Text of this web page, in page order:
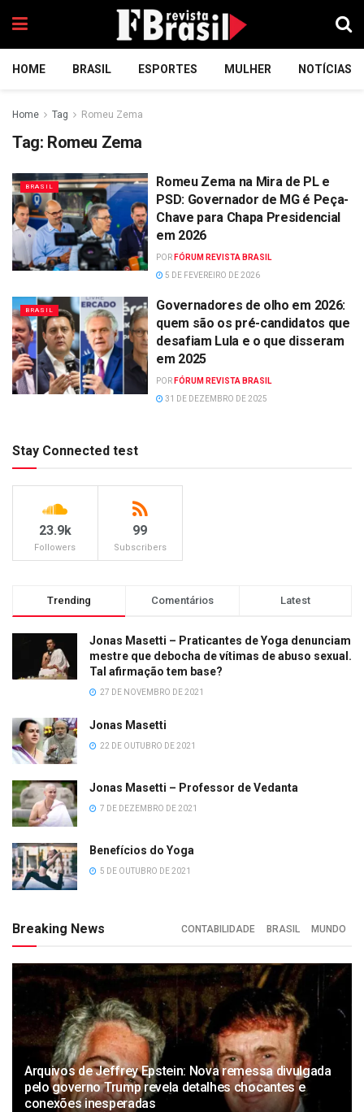
HOME BRASIL ESPORTES MULHER NOTÍCIAS
Home Tag Romeu Zema
Tag: Romeu Zema
BRASIL
Romeu Zema na Mira de PL e
PSD: Governador de MG é Peça-
Chave para Chapa Presidencial
em 2026
POR FÓRUM REVISTA BRASIL
5 DE FEVEREIRO DE 2026
BRASIL
Governadores de olho em 2026:
quem são os pré-candidatos que
desafiam Lula e o que disseram
em 2025
POR FÓRUM REVISTA BRASIL
31 DE DEZEMBRO DE 2025
Stay Connected test
23.9k
Followers
99
Subscribers
Trending Comentários Latest
Jonas Masetti – Praticantes de Yoga denunciam
mestre que debocha de vítimas de abuso sexual.
Tal afirmação tem base?
27 DE NOVEMBRO DE 2021
Jonas Masetti
22 DE OUTUBRO DE 2021
Jonas Masetti – Professor de Vedanta
7 DE DEZEMBRO DE 2021
Benefícios do Yoga
5 DE OUTUBRO DE 2021
Breaking News CONTABILIDADE BRASIL MUNDO
Arquivos de Jeffrey Epstein: Nova remessa divulgada
pelo governo Trump revela detalhes chocantes e
conexões inesperadas